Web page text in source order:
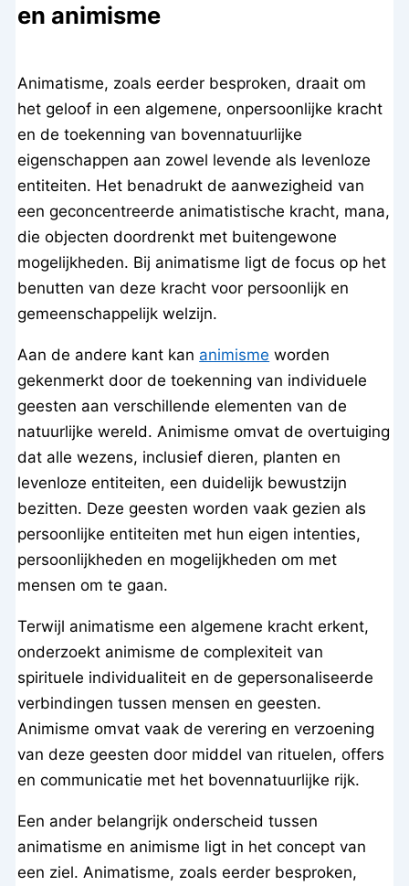
en animisme
Animatisme, zoals eerder besproken, draait om
het geloof in een algemene, onpersoonlijke kracht
en de toekenning van bovennatuurlijke
eigenschappen aan zowel levende als levenloze
entiteiten. Het benadrukt de aanwezigheid van
een geconcentreerde animatistische kracht, mana,
die objecten doordrenkt met buitengewone
mogelijkheden. Bij animatisme ligt de focus op het
benutten van deze kracht voor persoonlijk en
gemeenschappelijk welzijn.
Aan de andere kant kan animisme worden
gekenmerkt door de toekenning van individuele
geesten aan verschillende elementen van de
natuurlijke wereld. Animisme omvat de overtuiging
dat alle wezens, inclusief dieren, planten en
levenloze entiteiten, een duidelijk bewustzijn
bezitten. Deze geesten worden vaak gezien als
persoonlijke entiteiten met hun eigen intenties,
persoonlijkheden en mogelijkheden om met
mensen om te gaan.
Terwijl animatisme een algemene kracht erkent,
onderzoekt animisme de complexiteit van
spirituele individualiteit en de gepersonaliseerde
verbindingen tussen mensen en geesten.
Animisme omvat vaak de verering en verzoening
van deze geesten door middel van rituelen, offers
en communicatie met het bovennatuurlijke rijk.
Een ander belangrijk onderscheid tussen
animatisme en animisme ligt in het concept van
een ziel. Animatisme, zoals eerder besproken,